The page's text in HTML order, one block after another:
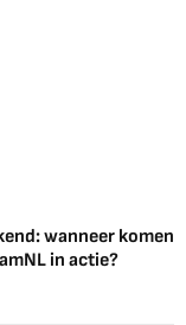
wanneer komen
in actie?